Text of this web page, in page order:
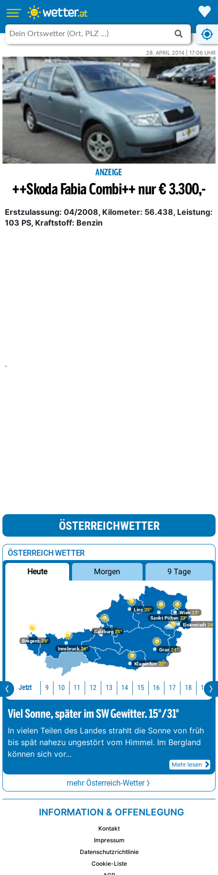
28. APRIL 2014 | 17:06 UHR
ANZEIGE
++Skoda Fabia Combi++ nur € 3.300,-
Erstzulassung: 04/2008, Kilometer: 56.438, Leistung:
103 PS, Kraftstoff: Benzin
.
ÖSTERREICHWETTER
ÖSTERREICH WETTER
Heute Morgen 9 Tage
Bregenz26°
Graz24°
Innsbruck24°
Klagenfurt 22°
Linz25°
Salzburg25°
Wien 25°
Eisenstadt 24°
Sankt Pölten 23°
Jetzt 9 10 11 12 13 14 15 16 17 18 19
Viel Sonne, später im SW Gewitter. 15°/31°
In vielen Teilen des Landes strahlt die Sonne von früh
bis spät nahezu ungestört vom Himmel. Im Bergland
können sich vor...
Mehr lesen
mehr Österreich-Wetter
INFORMATION & OFFENLEGUNG
Kontakt
Impressum
Datenschutzrichtlinie
Cookie-Liste